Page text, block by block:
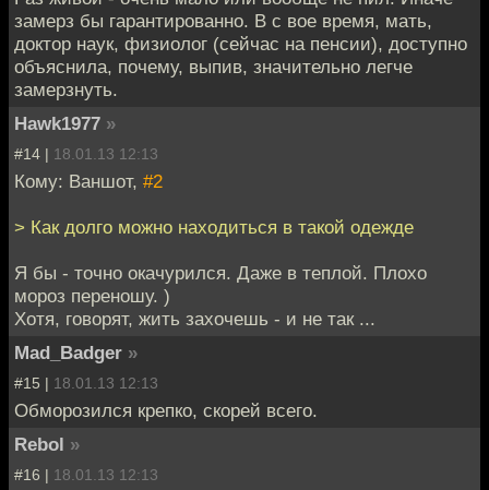
замерз бы гарантированно. В с вое время, мать,
доктор наук, физиолог (сейчас на пенсии), доступно
объяснила, почему, выпив, значительно легче
замерзнуть.
Hawk1977 »
#14 | 18.01.13 12:13
Кому: Ваншот, #2
> Как долго можно находиться в такой одежде
Я бы - точно окачурился. Даже в теплой. Плохо
мороз переношу. )
Хотя, говорят, жить захочешь - и не так ...
Mad_Badger »
#15 | 18.01.13 12:13
Обморозился крепко, скорей всего.
Rebol »
#16 | 18.01.13 12:13